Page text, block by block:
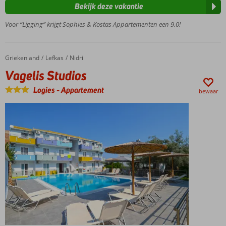
zwembad
Nette studio's
Voor “Ligging” krijgt Sophies & Kostas Appartementen een 9,0!
Bekijk deze vakantie
Home
Griekenland Lefkas Nidri
Vagelis Studios
Vagelis Studios
Logies-Appartement bewaar